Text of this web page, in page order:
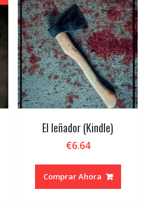
El leñador (Kindle)
€6.64
Comprar Ahora